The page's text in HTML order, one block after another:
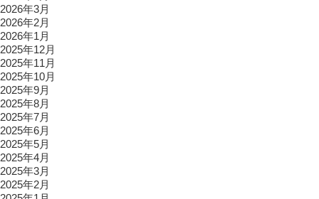
2026年3月
2026年2月
2026年1月
2025年12月
2025年11月
2025年10月
2025年9月
2025年8月
2025年7月
2025年6月
2025年5月
2025年4月
2025年3月
2025年2月